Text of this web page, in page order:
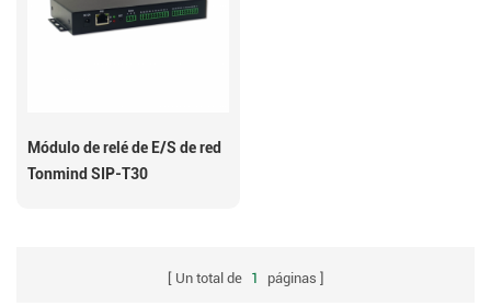
Módulo de relé de E/S de red
Tonmind SIP-T30
Un total de 1 páginas